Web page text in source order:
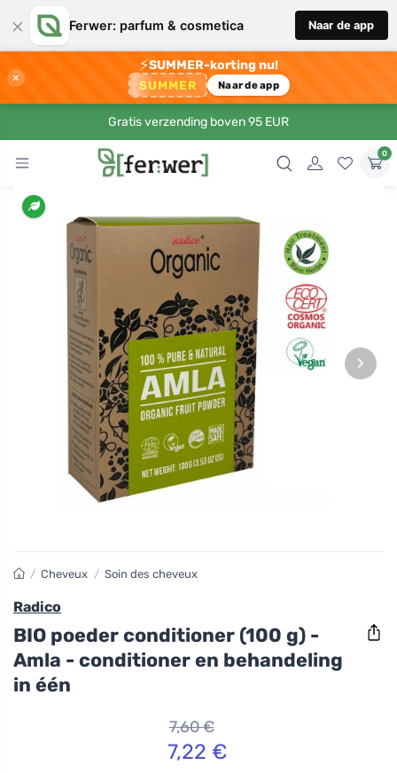
× Ferwer: parfum & cosmetica Naar de app
×
⚡SUMMER-korting nu!
SUMMER Naar de app
Gratis verzending boven 95 EUR
0
›
/ Cheveux / Soin des cheveux
Radico
BIO poeder conditioner (100 g) -
Amla - conditioner en behandeling
in één
7,60 €
7,22 €